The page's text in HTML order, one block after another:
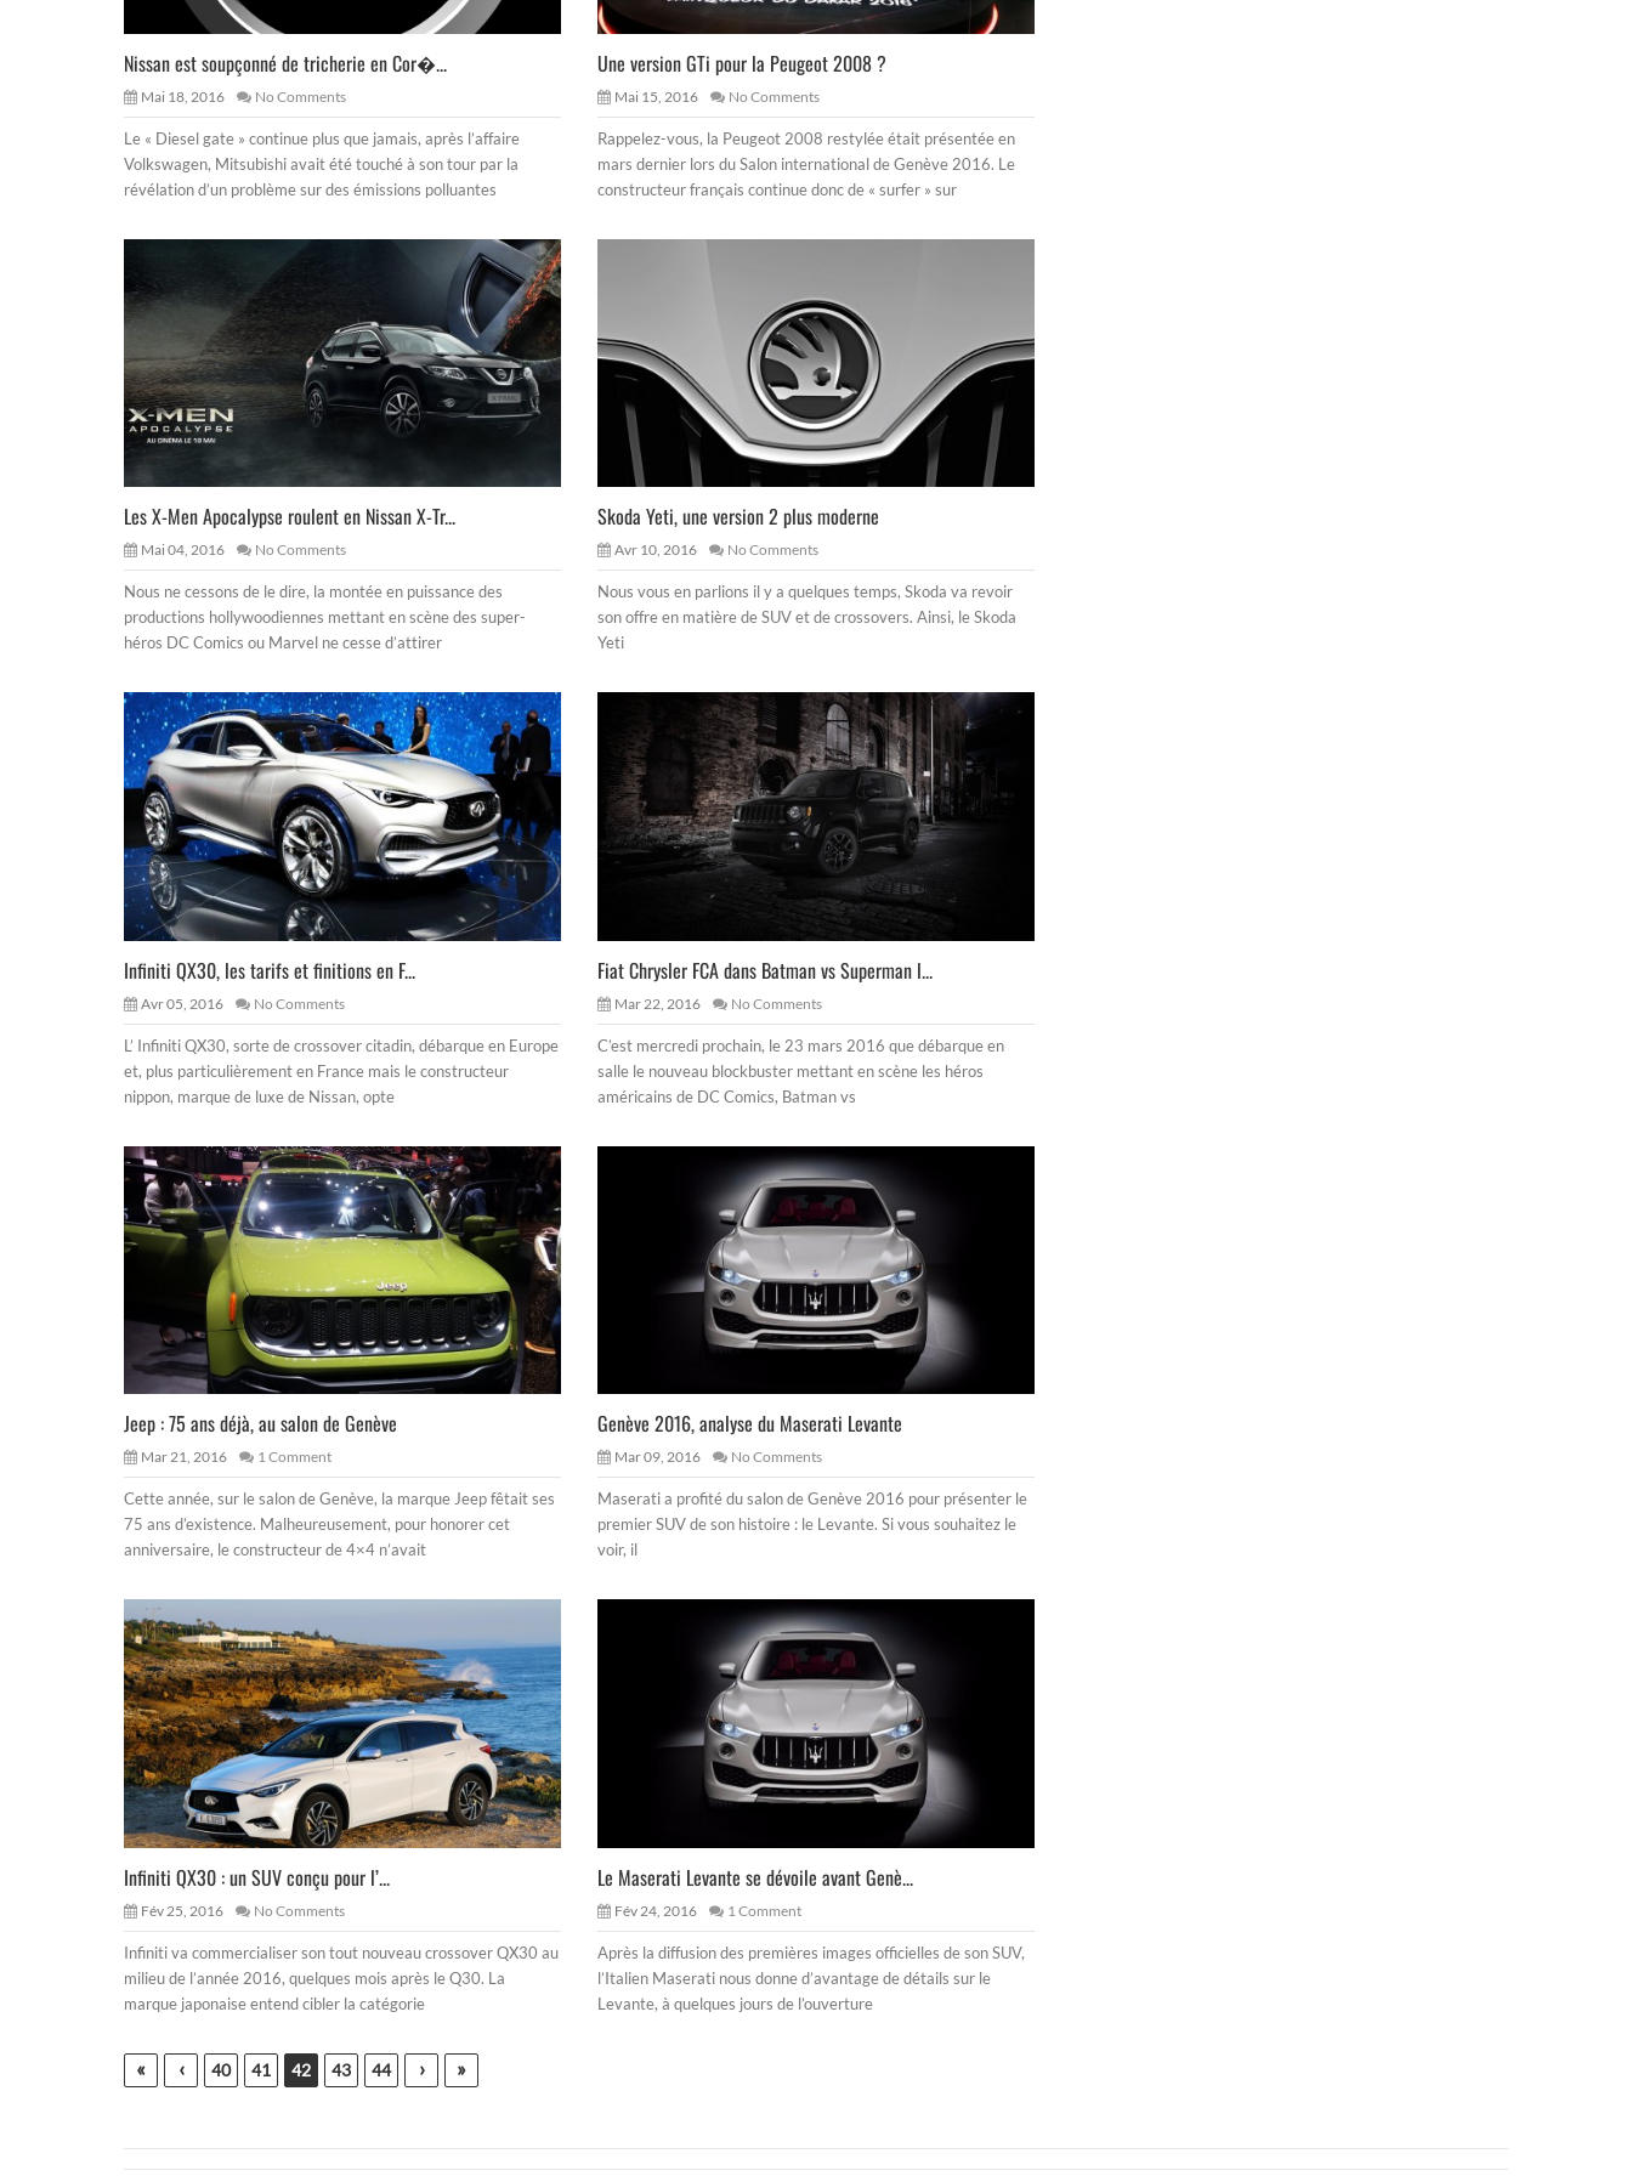
Nissan est soupçonné de tricherie en Cor�...
Mai 18, 2016 No Comments
Le « Diesel gate » continue plus que jamais, après l’affaire
Volkswagen, Mitsubishi avait été touché à son tour par la
révélation d’un problème sur des émissions polluantes
Une version GTi pour la Peugeot 2008 ?
Mai 15, 2016 No Comments
Rappelez-vous, la Peugeot 2008 restylée était présentée en
mars dernier lors du Salon international de Genève 2016. Le
constructeur français continue donc de « surfer » sur
Les X-Men Apocalypse roulent en Nissan X-Tr...
Mai 04, 2016 No Comments
Nous ne cessons de le dire, la montée en puissance des
productions hollywoodiennes mettant en scène des super-
héros DC Comics ou Marvel ne cesse d’attirer
Skoda Yeti, une version 2 plus moderne
Avr 10, 2016 No Comments
Nous vous en parlions il y a quelques temps, Skoda va revoir
son offre en matière de SUV et de crossovers. Ainsi, le Skoda
Yeti
Infiniti QX30, les tarifs et finitions en F...
Avr 05, 2016 No Comments
L’ Infiniti QX30, sorte de crossover citadin, débarque en Europe
et, plus particulièrement en France mais le constructeur
nippon, marque de luxe de Nissan, opte
Fiat Chrysler FCA dans Batman vs Superman l...
Mar 22, 2016 No Comments
C’est mercredi prochain, le 23 mars 2016 que débarque en
salle le nouveau blockbuster mettant en scène les héros
américains de DC Comics, Batman vs
Jeep : 75 ans déjà, au salon de Genève
Mar 21, 2016 1 Comment
Cette année, sur le salon de Genève, la marque Jeep fêtait ses
75 ans d’existence. Malheureusement, pour honorer cet
anniversaire, le constructeur de 4×4 n’avait
Genève 2016, analyse du Maserati Levante
Mar 09, 2016 No Comments
Maserati a profité du salon de Genève 2016 pour présenter le
premier SUV de son histoire : le Levante. Si vous souhaitez le
voir, il
Infiniti QX30 : un SUV conçu pour l’...
Fév 25, 2016 No Comments
Infiniti va commercialiser son tout nouveau crossover QX30 au
milieu de l’année 2016, quelques mois après le Q30. La
marque japonaise entend cibler la catégorie
Le Maserati Levante se dévoile avant Genè...
Fév 24, 2016 1 Comment
Après la diffusion des premières images officielles de son SUV,
l’Italien Maserati nous donne d’avantage de détails sur le
Levante, à quelques jours de l’ouverture
« ‹ 40 41 42 43 44 › »